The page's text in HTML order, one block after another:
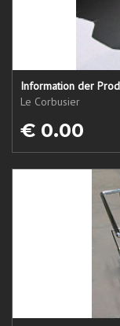
Information der
Le Corbusier
€ 0.00